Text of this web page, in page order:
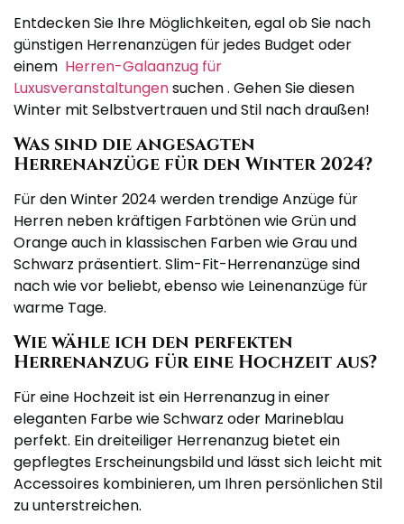
Entdecken Sie Ihre Möglichkeiten, egal ob Sie nach
günstigen Herrenanzügen für jedes Budget oder
einem Herren-Galaanzug für
Luxusveranstaltungensuchen . Gehen Sie diesen
Winter mit Selbstvertrauen und Stil nach draußen!
Was sind die angesagten
Herrenanzüge für den Winter 2024?
Für den Winter 2024 werden trendige Anzüge für
Herren neben kräftigen Farbtönen wie Grün und
Orange auch in klassischen Farben wie Grau und
Schwarz präsentiert. Slim-Fit-Herrenanzüge sind
nach wie vor beliebt, ebenso wie Leinenanzüge für
warme Tage.
Wie wähle ich den perfekten
Herrenanzug für eine Hochzeit aus?
Für eine Hochzeit ist ein Herrenanzug in einer
eleganten Farbe wie Schwarz oder Marineblau
perfekt. Ein dreiteiliger Herrenanzug bietet ein
gepflegtes Erscheinungsbild und lässt sich leicht mit
Accessoires kombinieren, um Ihren persönlichen Stil
zu unterstreichen.